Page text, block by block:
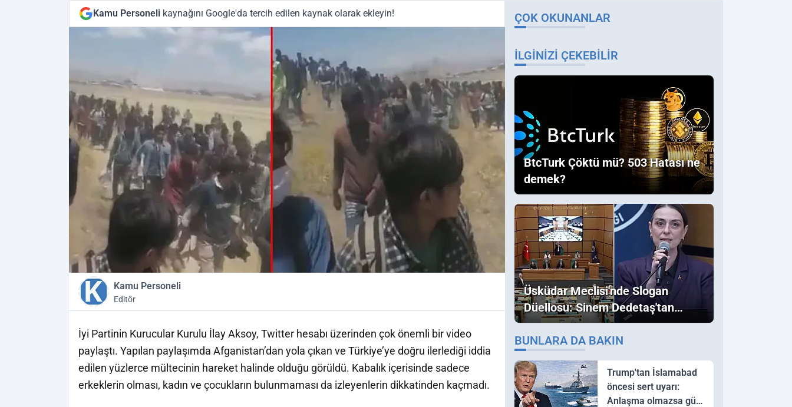
Kamu Personeli kaynağını Google'da tercih edilen kaynak olarak ekleyin!
Kamu Personeli
Editör
İyi Partinin Kurucular Kurulu İlay Aksoy, Twitter hesabı üzerinden çok önemli bir video
paylaştı. Yapılan paylaşımda Afganistan’dan yola çıkan ve Türkiye’ye doğru ilerlediği iddia
edilen yüzlerce mültecinin hareket halinde olduğu görüldü. Kabalık içerisinde sadece
erkeklerin olması, kadın ve çocukların bulunmaması da izleyenlerin dikkatinden kaçmadı.
ÇOK OKUNANLAR
İLGINIZI ÇEKEBILIR
BtcTurk Çöktü mü? 503 Hatası ne
demek?
Üsküdar Meclisi'nde Slogan
Düellosu: Sinem Dedetaş'tan
Ezber Bozan "Erdoğan" ve
"İmamoğlu" Çıkışı!
BUNLARA DA BAKIN
Trump'tan İslamabad
öncesi sert uyarı:
Anlaşma olmazsa güç